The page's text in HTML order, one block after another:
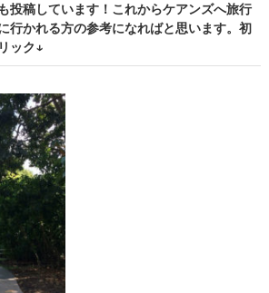
投稿しています！これからケアンズへ旅行
行かれる方の参考になればと思います。初
ック↓